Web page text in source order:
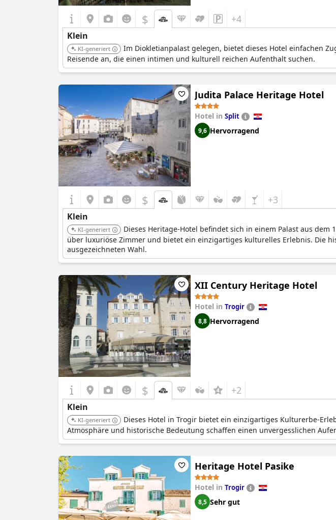
$ +4
Klein
KI-generiert
Im Diokletianpalast gelegen, bietet dieses Hotel einfachen
Reisende an, die einen intimen und kulturell reichen Aufenthalt suchen.
Judita Palace Heritage Hotel
Hotel in Split
9,6 Hervorragend
$ +3
Klein
KI-generiert
Dieses Heritage-Hotel befindet sich in einem Palast aus
über luxuriöse Zimmer und bietet ein einzigartiges kulturelles Erlebnis. Die
ausgezeichneten Wahl.
XII Century Heritage Hotel
Hotel in Trogir
8,8 Hervorragend
$ +2
Klein
KI-generiert
Dieses Hotel in Trogir bietet ein einzigartiges Kulturerbe-
Atmosphäre und historische Bedeutung schaffen einen unvergesslichen
Heritage Hotel Pasike
Hotel in Trogir
8,5 Sehr gut